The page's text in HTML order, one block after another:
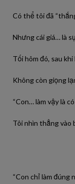
Có thể tôi đã
Nhưng cái giá… là
Tối hôm đó, sau
Không còn giọng
“Con… làm vậy là có
Tôi nhìn thẳng vào
“Con chỉ làm đúng